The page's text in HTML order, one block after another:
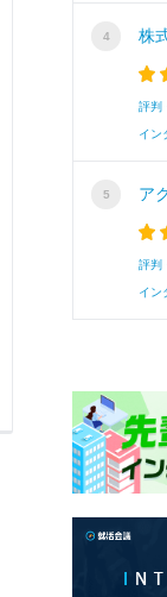
株
評判
イン
ア
評判
イン